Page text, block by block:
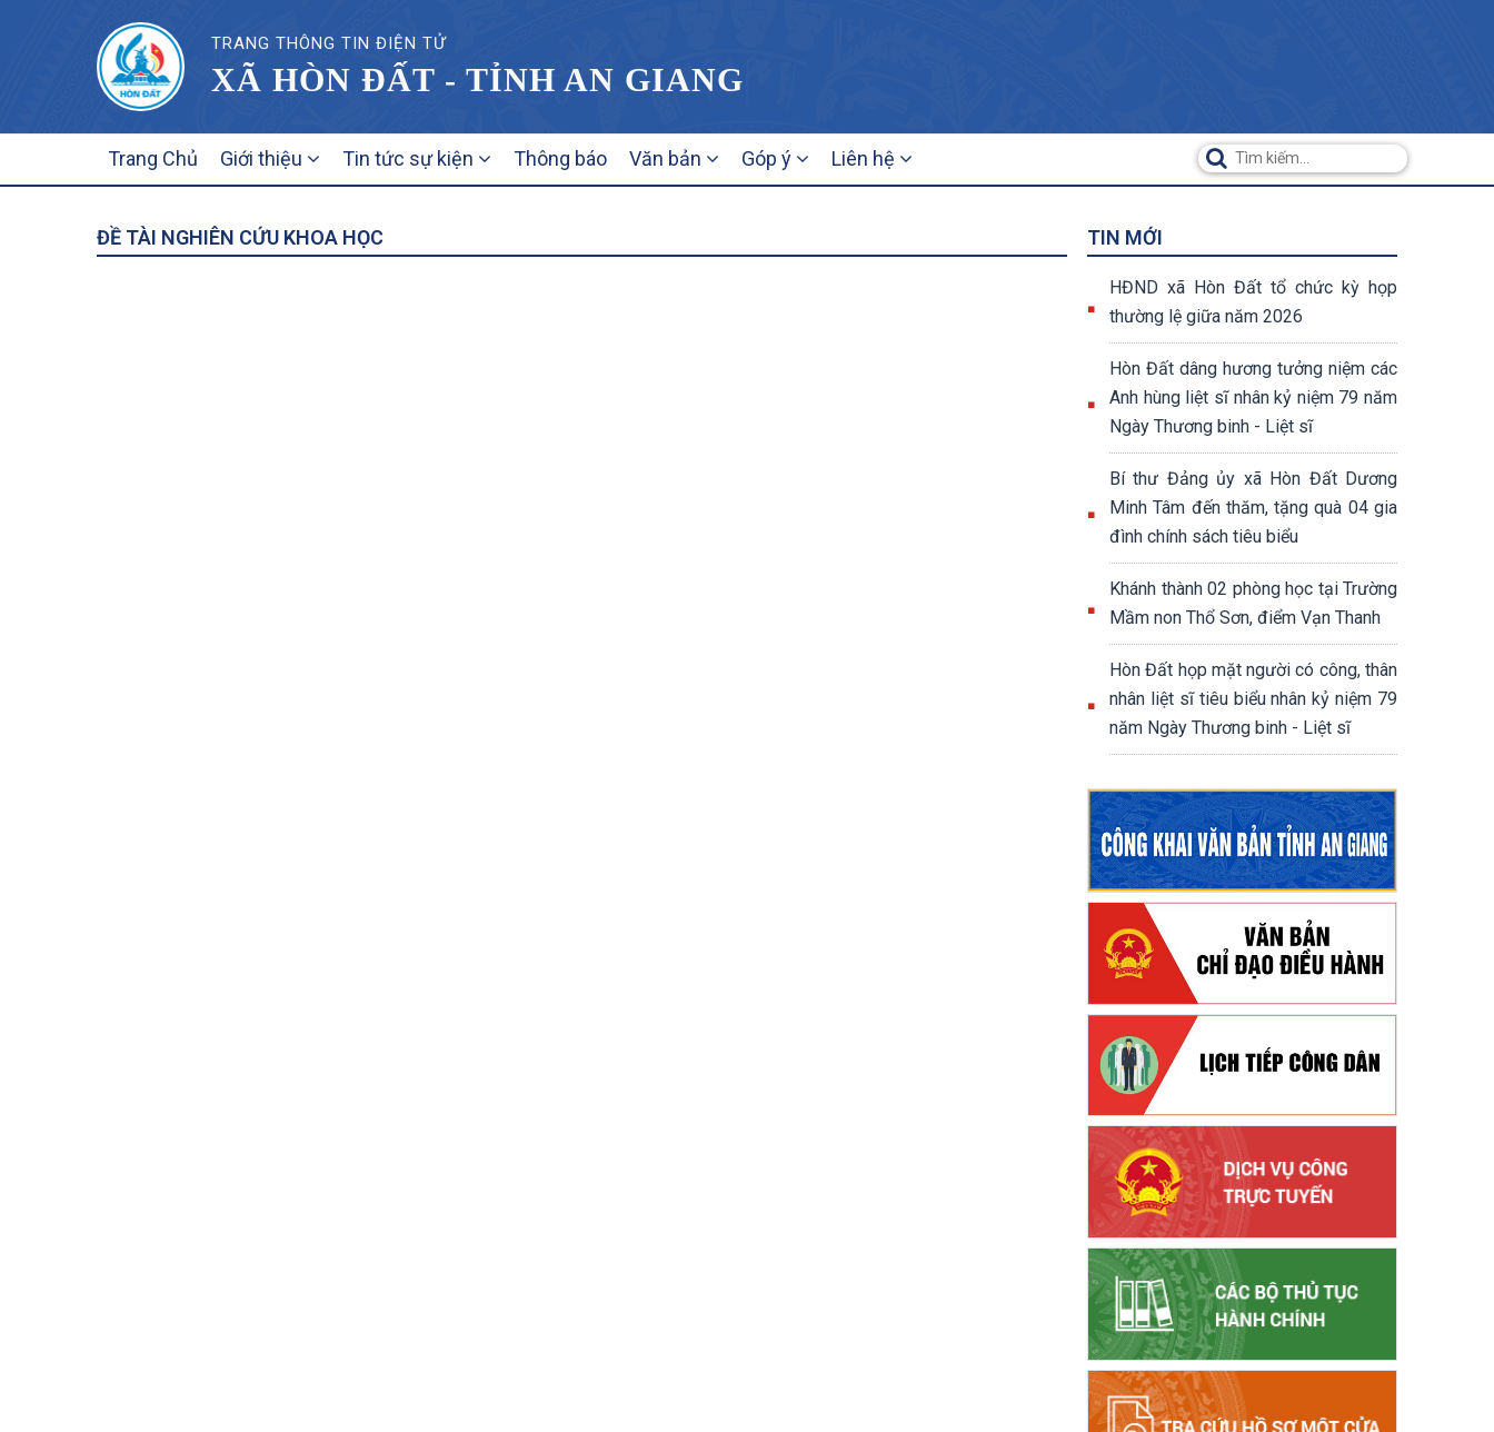
TRANG THÔNG TIN ĐIỆN TỬ
XÃ HÒN ĐẤT - TỈNH AN GIANG
NAVIGATION
Trang Chủ Giới thiệu Tin tức sự kiện Thông báo Văn bản Góp ý Liên hệ
ĐỀ TÀI NGHIÊN CỨU KHOA HỌC TIN MỚI
HĐND xã Hòn Đất tổ chức kỳ họp
thường lệ giữa năm 2026
Hòn Đất dâng hương tưởng niệm các
Anh hùng liệt sĩ nhân kỷ niệm 79 năm
Ngày Thương binh - Liệt sĩ
Bí thư Đảng ủy xã Hòn Đất Dương
Minh Tâm đến thăm, tặng quà 04 gia
đình chính sách tiêu biểu
Khánh thành 02 phòng học tại Trường
Mầm non Thổ Sơn, điểm Vạn Thanh
Hòn Đất họp mặt người có công, thân
nhân liệt sĩ tiêu biểu nhân kỷ niệm 79
năm Ngày Thương binh - Liệt sĩ